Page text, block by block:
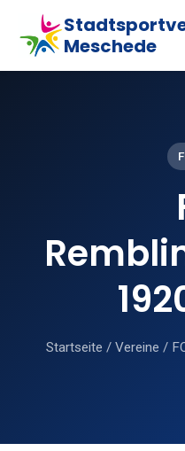
Meschede
Startseite / Vereine /